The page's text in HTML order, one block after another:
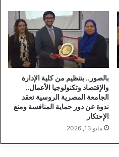
بالصور.. بتنظيم من كلية الإدارة
والإقتصاد وتكنولوجيا الأعمال..
الجامعة المصرية الروسية تعقد
ندوة عن دور حماية المنافسة ومنع
الإحتكار
مايو 13, 2026